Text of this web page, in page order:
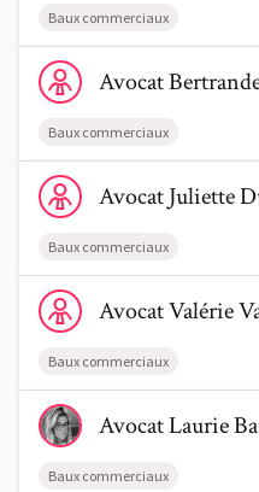
Baux commerciaux
Voir le profil de
Avocat
Baux commerciaux
Voir le profil de
AvocatJuliette
Baux commerciaux
Voir le profil de
AvocatValérie
Baux commerciaux
Voir le profil de AvocatLaurie
AvocatLaurie
Baux commerciaux